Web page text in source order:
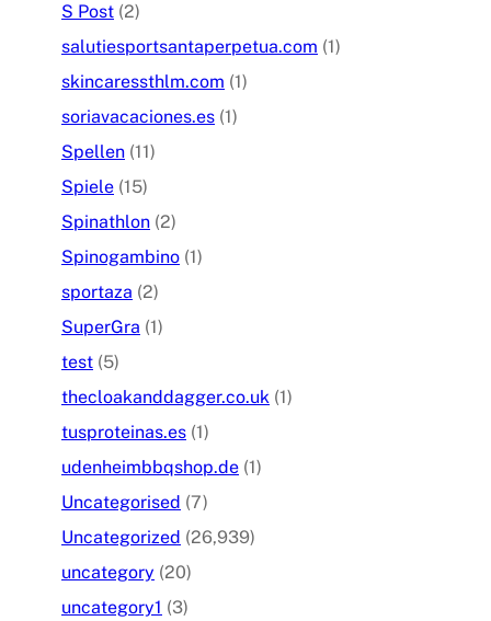
S Post (2)
salutiesportsantaperpetua.com (1)
skincaressthlm.com (1)
soriavacaciones.es (1)
Spellen (11)
Spiele (15)
Spinathlon (2)
Spinogambino (1)
sportaza (2)
SuperGra (1)
test (5)
thecloakanddagger.co.uk (1)
tusproteinas.es (1)
udenheimbbqshop.de (1)
Uncategorised (7)
Uncategorized (26,939)
uncategory (20)
uncategory1 (3)